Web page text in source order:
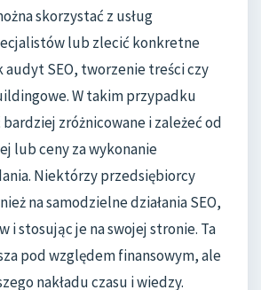
skorzystać z usług
lub zlecić konkretne
audyt SEO, tworzenie treści czy
W takim przypadku
zróżnicowane i zależeć od
lub ceny za wykonanie
Niektórzy przedsiębiorcy
na samodzielne działania SEO,
i stosując je na swojej stronie. Ta
pod względem finansowym, ale
nakładu czasu i wiedzy.